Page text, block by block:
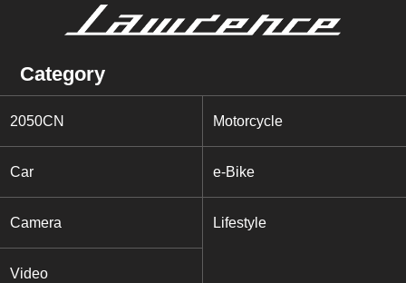
Category
2050CN Motorcycle
Car e-Bike
Camera Lifestyle
Video